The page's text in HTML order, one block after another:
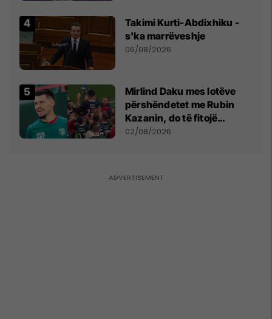
Takimi Kurti-Abdixhiku -
s'ka marrëveshje
06/08/2026
Mirlind Daku mes lotëve
përshëndetet me Rubin
Kazanin, do të fitojë
miliona te Spartak Moska
02/08/2026